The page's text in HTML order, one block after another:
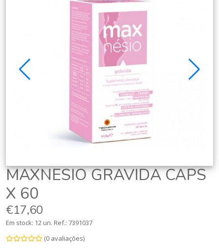
MAXNESIO GRAVIDA CAPS
X 60
€17,60
Em stock: 12 un. Ref.: 7391037
(0 avaliações)